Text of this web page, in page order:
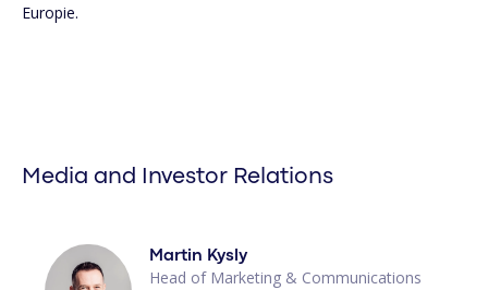
Europie.
Media and Investor Relations
Martin Kysly
Head of Marketing & Communications